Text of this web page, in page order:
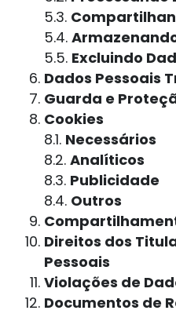
5.3.
5.4.
5.5. Excluindo
Dados Pessoais
Guarda e
Cookies
8.1. Necessários
8.2. Analíticos
8.3. Publicidade
8.4. Outros
Direitos dos
Pessoais
Violações de
Documentos de